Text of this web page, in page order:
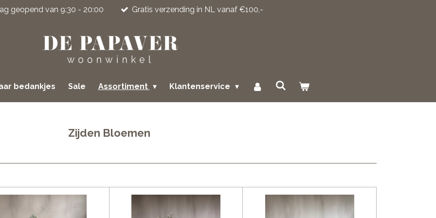
geopend van 9:30 - 20:00 Gratis verzending in NL vanaf €100,-
bedankjes Sale Assortiment Klantenservice
Zijden Bloemen